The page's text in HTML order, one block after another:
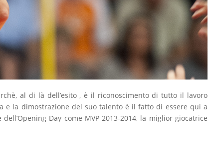
al di là dell’esito , è il riconoscimento di tutto il lavoro
e la dimostrazione del suo talento è il fatto di essere qui a
Day come MVP 2013-2014, la miglior giocatrice